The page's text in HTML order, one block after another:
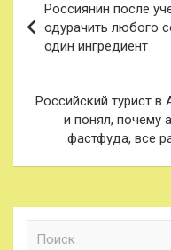
по
записям
Россиянин после
одурачить любого
один ингредиент
Российский турист в
и понял, почему
фастфуда, все